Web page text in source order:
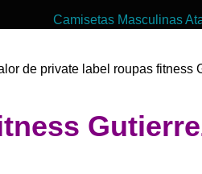
Camisetas Masculinas
Camisetas para
Confecção de Roupas
de private label roupas fitness